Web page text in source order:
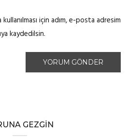
için adım, e-posta adresim
kaydedilsin.
GEZGIN